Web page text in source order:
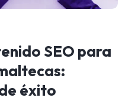
SEO para
éxito